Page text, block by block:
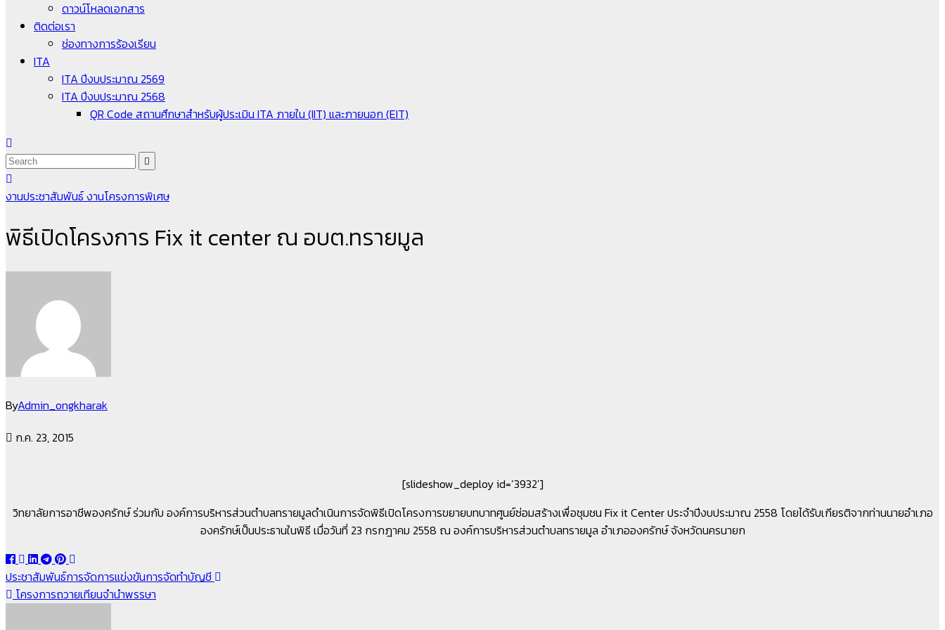
ดาวน์โหลดเอกสาร
ติดต่อเรา
ช่องทางการร้องเรียน
ITA
ITA ปีงบประมาณ 2569
ITA ปีงบประมาณ 2568
QR Code สถานศึกษาสำหรับผู้ประเมิน ITA ภายใน (IIT) และภายนอก (EIT)
งานประชาสัมพันธ์งานโครงการพิเศษ
พิธีเปิดโครงการ Fix it center ณ อบต.ทรายมูล
ByAdmin_ongkharak
ก.ค. 23, 2015
[slideshow_deploy id=’3932′]
วิทยาลัยการอาชีพองครักษ์ ร่วมกับ องค์การบริหารส่วนตำบลทรายมูลดำเนินการจัดพิธีเปิดโครงการขยายบทบาทศูนย์ซ่อมสร้างเพื่อชุมชน Fix it Center ประจำปีงบประมาณ 2558 โดยได้รับเกียรติจากท่านนายอำเภอ
องครักษ์เป็นประธานในพิธี เมื่อวันที่ 23 กรกฎาคม 2558 ณ องค์การบริหารส่วนตำบลทรายมูล อำเภอองครักษ์ จังหวัดนครนายก
แนะแนว
เรื่อง
ประชาสัมพันธ์การจัดการแข่งขันการจัดทำบัญชี
โครงการถวายเทียนจำนำพรรษา